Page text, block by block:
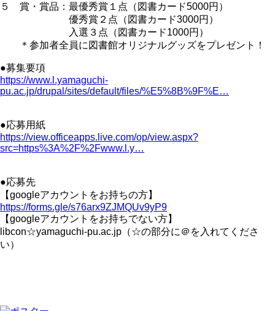
５ 賞・賞品：最優秀賞１点（図書カード5000円）
優秀賞２点（図書カード3000円）
入選３点（図書カード1000円）
＊参加者全員に図書館オリジナルグッズをプレゼント！
●募集要項
https://www.l.yamaguchi-
pu.ac.jp/drupal/sites/default/files/%E5%8B%9F%E…
●応募用紙
https://view.officeapps.live.com/op/view.aspx?
src=https%3A%2F%2Fwww.l.y…
●応募先
【googleアカウントをお持ちの方】
https://forms.gle/s76arx9ZJMQUv9yP9
【googleアカウントをお持ちでない方】
libcon☆yamaguchi-pu.ac.jp（☆の部分に＠を入れてくださ
い）